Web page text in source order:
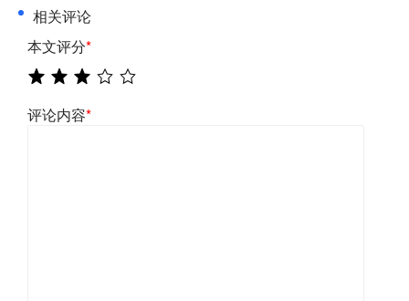
相关评论
本文评分*
评论内容*